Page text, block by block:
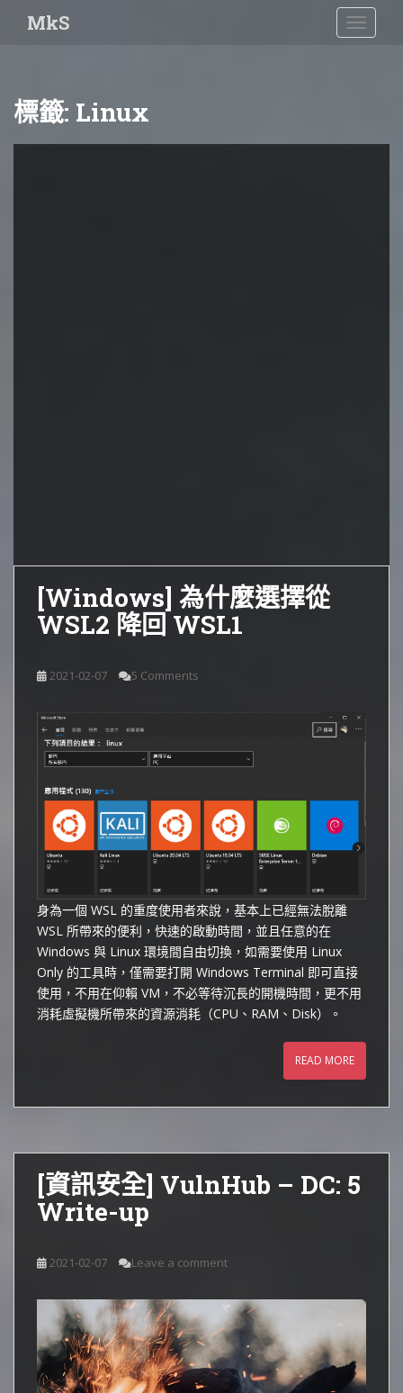
MkS
標籤: Linux
[Windows] 為什麼選擇從
WSL2 降回 WSL1
2021-02-07 5 Comments
身為一個 WSL 的重度使用者來說，基本上已經無法脫離
WSL 所帶來的便利，快速的啟動時間，並且任意的在
Windows 與 Linux 環境間自由切換，如需要使用 Linux
Only 的工具時，僅需要打開 Windows Terminal 即可直接
使用，不用在仰賴 VM，不必等待沉長的開機時間，更不用
消耗虛擬機所帶來的資源消耗（CPU、RAM、Disk）。
READ MORE
[資訊安全] VulnHub – DC: 5
Write-up
2021-02-07 Leave a comment